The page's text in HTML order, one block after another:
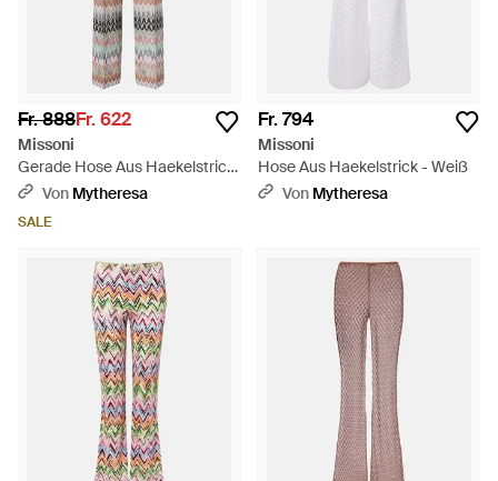
Fr. 888Fr. 622
Missoni
Gerade Hose Aus Haekelstrick
- Weiß
Von Mytheresa
SALE
Fr. 794
Missoni
Hose Aus Haekelstrick - Weiß
Von Mytheresa